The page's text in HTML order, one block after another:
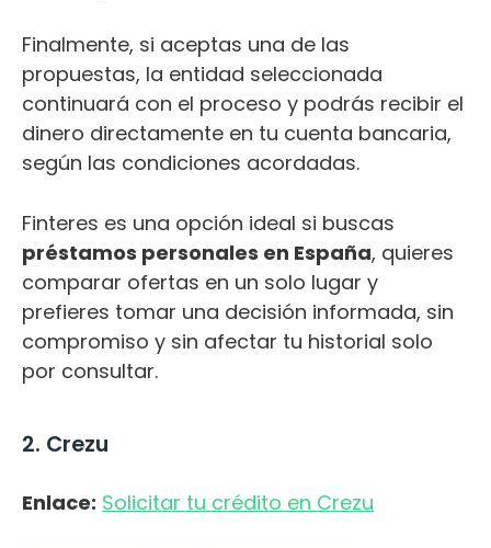
Finalmente, si aceptas una de las
propuestas, la entidad seleccionada
continuará con el proceso y podrás recibir el
dinero directamente en tu cuenta bancaria,
según las condiciones acordadas.
Finteres es una opción ideal si buscas
préstamos personales en España, quieres
comparar ofertas en un solo lugar y
prefieres tomar una decisión informada, sin
compromiso y sin afectar tu historial solo
por consultar.
2. Crezu
Enlace: Solicitar tu crédito en Crezu